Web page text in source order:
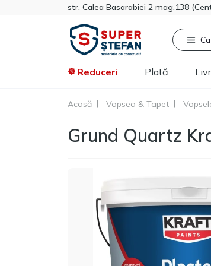
str. Calea Basarabiei 2 mag.138
Reduceri Plată
Tikkurila
Sniezka
Gips-carton
Spumă
Polistiren extrudat
Vopsea decorativa
Acasă Vopsea & Tapet
Grund Quartz